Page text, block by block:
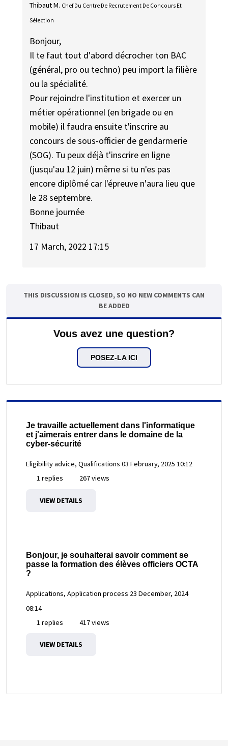
Thibaut M. Chef Du Centre De Recrutement De Concours Et
Sélection
Bonjour,
Il te faut tout d'abord décrocher ton BAC
(général, pro ou techno) peu import la filière
ou la spécialité.
Pour rejoindre l'institution et exercer un
métier opérationnel (en brigade ou en
mobile) il faudra ensuite t'inscrire au
concours de sous-officier de gendarmerie
(SOG). Tu peux déjà t'inscrire en ligne
(jusqu'au 12 juin) même si tu n'es pas
encore diplômé car l'épreuve n'aura lieu que
le 28 septembre.
Bonne journée
Thibaut
17 March, 2022 17:15
THIS DISCUSSION IS CLOSED, SO NO NEW COMMENTS CAN
BE ADDED
Vous avez une question?
POSEZ-LA ICI
Je travaille actuellement dans l'informatique
et j'aimerais entrer dans le domaine de la
cyber-sécurité
Eligibility advice, Qualifications 03 February, 2025 10:12
1 replies
267 views
VIEW DETAILS
Bonjour, je souhaiterai savoir comment se
passe la formation des élèves officiers OCTA
?
Applications, Application process 23 December, 2024
08:14
1 replies
417 views
VIEW DETAILS